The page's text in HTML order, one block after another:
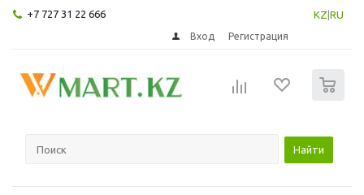
+7 727 31 22 666 KZ RU
Вход Регистрация
Найти